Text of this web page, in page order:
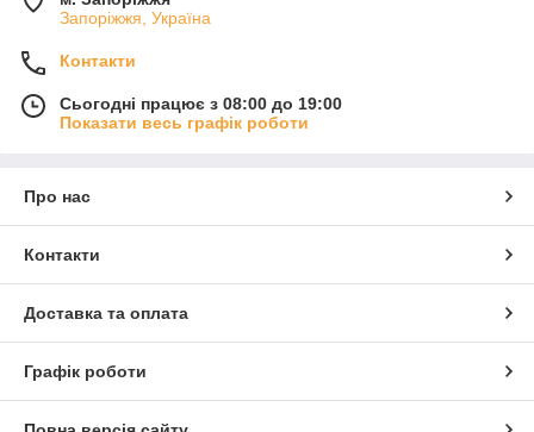
Запоріжжя, Україна
Контакти
Сьогодні працює з 08:00 до 19:00
Показати весь графік роботи
Про нас
Контакти
Доставка та оплата
Графік роботи